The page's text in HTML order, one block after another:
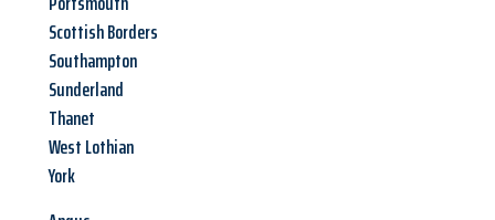
Scottish Borders
Southampton
Sunderland
Thanet
West Lothian
York